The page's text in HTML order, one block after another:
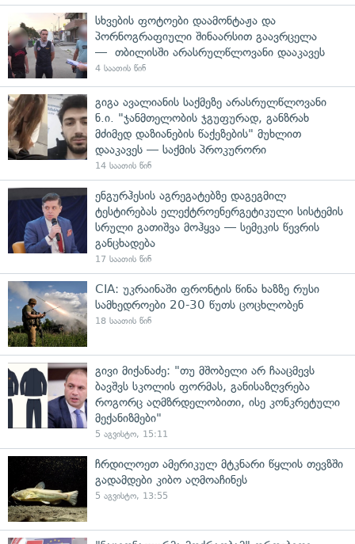
სხვების ფოტოები დაამონტაჟა და
პორნოგრაფიული შინაარსით გაავრცელა
— თბილისში არასრულწლოვანი დააკავეს
4 საათის წინ
გიგა ავალიანის საქმეზე არასრულწლოვანი
ნ.ი. "ჯანმთელობის ჯგუფურად, განზრახ
მძიმედ დაზიანების წაქეზების" მუხლით
დააკავეს — საქმის პროკურორი
14 საათის წინ
ენგურჰესის აგრეგატებზე დაგეგმილ
ტესტირებას ელექტროენერგეტიკული სისტემის
სრული გათიშვა მოჰყვა — სემეკის წევრის
განცხადება
17 საათის წინ
CIA: უკრაინაში ფრონტის წინა ხაზზე რუსი
სამხედროები 20-30 წუთს ცოცხლობენ
18 საათის წინ
გივი მიქანაძე: "თუ მშობელი არ ჩააცმევს
ბავშვს სკოლის ფორმას, განისაზღვრება
როგორც აღმზრდელობითი, ისე კონკრეტული
მექანიზმები"
5 აგვისტო, 15:11
ჩრდილოეთ ამერიკულ მტკნარი წყლის თევზში
გადამდები კიბო აღმოაჩინეს
5 აგვისტო, 13:55